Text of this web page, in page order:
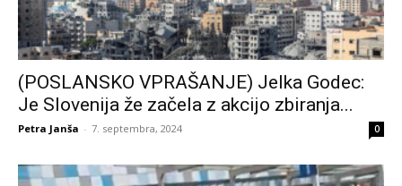
(POSLANSKO VPRAŠANJE) Jelka Godec:
Je Slovenija že začela z akcijo zbiranja...
Petra Janša - 7. septembra, 2024 0